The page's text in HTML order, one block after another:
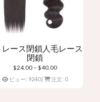
レース閉鎖人毛レース
閉鎖
$24.00 – $40.00価
格
ビュー: 9240| 注文: 0